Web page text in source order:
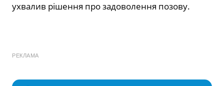
ухвалив рішення про задоволення позову.
РЕКЛАМА